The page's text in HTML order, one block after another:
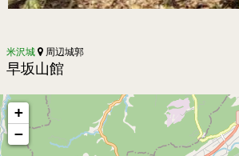
米沢城 周辺城郭
早坂山館
+
−